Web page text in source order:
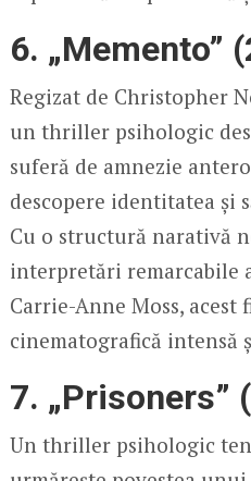
6. „Memento”
Regizat de Christopher
un thriller psihologic
suferă de amnezie
descopere identitatea și
Cu o structură narativă
interpretări remarcabile
Carrie-Anne Moss,
cinematografică intensă
7. „Prisoners”
Un thriller psihologic